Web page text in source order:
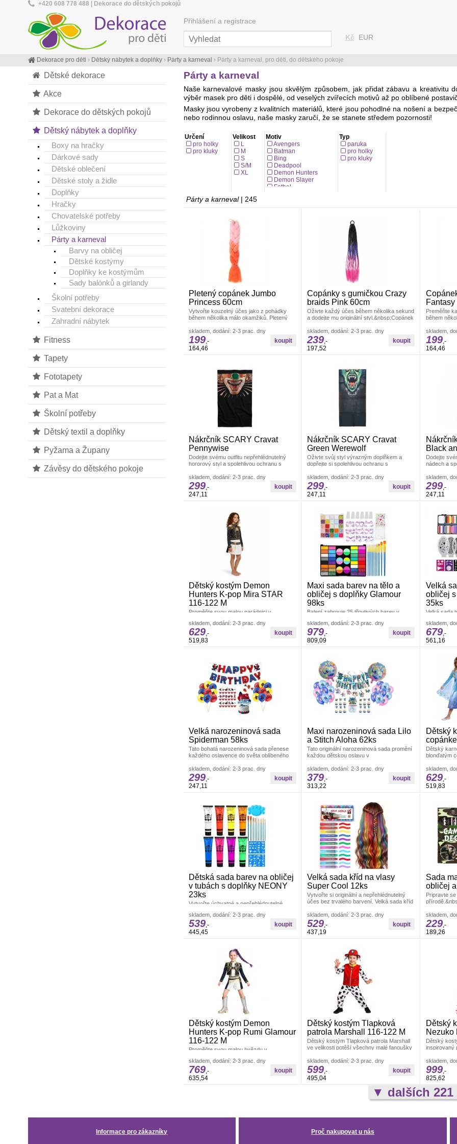
Párty a karneval
Naše karnevalové masky jsou skvělým způsobem, jak přidat zábavu a kreativitu
výběr masek pro děti i dospělé, od veselých zvířecích motivů až po oblíbené
Masky jsou vyrobeny z kvalitních materiálů, které jsou pohodlné na nošení a
nebo rodinnou oslavu, naše masky zaručí, že se stanete středem pozornosti!
Určení
pro holky
pro kluky
Velikost
L
M
S
S/M
XL
Motiv
Avengers
Batman
Bing
Deadpool
Demon Hunters
Demon Slayer
Fotbal
Jednorožec
Wednesday
Typ
paruka
pro holky
pro kluky
Párty a karneval | 245
Pletený copánek Jumbo
Princess 60cm
Vytvořte kouzelný účes jako z pohádky
během několika málo okamžiků. Pletený
Párty a karneval
skladem, dodání: 2-3 prac. dny
199,-
164,46
Copánky s gumičkou Crazy
braids Pink 60cm
Oživte každý účes během několika sekund
a dodejte mu originální styl.&nbsp;Copánek
Doplňky ke kostýmům
skladem, dodání: 2-3 prac. dny
239,-
197,52
Fantasy
Preměňte
během
nádherném
skladem,
199,-
164,46
Nákrčník SCARY Cravat
Pennywise
Dodejte svému outfitu nepřehlédnutelný
hororový styl a spolehlivou ochranu s
Párty a karneval
skladem, dodání: 2-3 prac. dny
299,-
247,11
Nákrčník SCARY Cravat
Green Werewolf
Oživte svůj styl výrazným doplňkem a
dopřejte si spolehlivou ochranu s
Green Párty a karneval Doplňky ke
kostýmům
skladem, dodání: 2-3 prac. dny
299 ,-
247,11
Black
Dodejte
nádech a
Black and
skladem,
299,-
247,11
Dětský kostým Demon
Hunters K-pop Mira STAR
116-122 M
Proměňte svou malou parádnici v
originální kostým v ikonickém K-pop stylu
je Párty a karneval
skladem, dodání: 2-3 prac. dny
629,-
519,83
Maxi sada barev na tělo a
obličej s doplňky Glamour
98ks
Balení zahrnuje 25 třpytivých barev v
odstíny, 44 klasických, flitrových Párty a
karneval Barvy na obličej
skladem, dodání: 2-3 prac. dny
979 ,-
809,09
Velká
obličej
35ks
Velká sada
malování,
karneval
skladem,
679,-
561,16
Velká narozeninová sada
Spiderman 58ks
Tato bohatá narozeninová sada přenese
každého oslavence do světa oblíbeného
Párty a karneval
skladem, dodání: 2-3 prac. dny
299,-
247,11
Maxi narozeninová sada Lilo
a Stitch Aloha 62ks
Tato originální narozeninová sada promění
každou dětskou oslavu v
radosti a Párty a karneval Sady balónků a
girlandy
skladem, dodání: 2-3 prac. dny
379,-
313,22
Dětský
Dětský
blonďatým
karneval
skladem,
629,-
519,83
Dětská sada barev na obličej
v tubách s doplňky NEONY
23ks
Vytvořte úchvatné a nepřehlédnutelné
svítících barev a praktického Párty a
karneval
skladem, dodání: 2-3 prac. dny
539,-
445,45
Velká sada kříd na vlasy
Super Cool 12ks
Vytvořte si originální a nepřehlédnutelný
účes bez trvalého barvení. Velká sada kříd
Barvy na obličej
skladem, dodání: 2-3 prac. dny
529,-
437,19
Sada
obličej
Pripravte
karneval
skladem,
229,-
189,26
Dětský kostým Demon
Hunters K-pop Rumi Glamour
116-122 M
Proměňte svou malou hvězdu v
stylovým K-pop kostýmem! Tento set,
inspirovaný Párty a karneval
skladem, dodání: 2-3 prac. dny
769,-
635,54
Dětský kostým Tlapková
patrola Marshall 116-122 M
Dětský kostým Tlapková patrola Marshall
ve velikosti potěší všechny malé fanoušky
Dětské kostýmy
skladem, dodání: 2-3 prac. dny
599,-
495,04
Dětský
Nezuko
Dětský
inspirovaný
volbou pro
skladem,
999,-
825,62
▼ dalších 221
Dětské dekorace
Akce
Dekorace do dětských pokojů
Dětský nábytek a doplňky
Boxy na hračky
Dárkové sady
Dětské oblečení
Dětské stoly a židle
Doplňky
Hračky
Chovatelské potřeby
Lůžkoviny
Párty a karneval
Barvy na obličej
Dětské kostýmy
Doplňky ke kostýmům
Sady balónků a girlandy
Školní potřeby
Svatební dekorace
Zahradní nábytek
Fitness
Tapety
Fototapety
Pat a Mat
Školní potřeby
Dětský textil a doplňky
Pyžama a Župany
Závěsy do dětského pokoje
Dekorace pro děti › Dětský nábytek a doplňky› Párty a karneval › Párty a karneval, pro děti, do dětského pokoje
+420 608 778 488 | Dekorace do dětských pokojů
Kč EUR
Přihlášení a registrace
Informace pro zákazníky Proč nakupovat u nás